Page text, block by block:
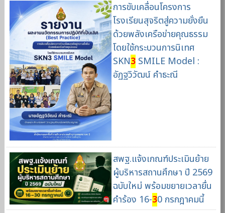
การขับเคลื่อนโครงการ
โรงเรียนสุจริตสู่ความยั่งยืน
ด้วยพลังเครือข่ายคุณธรรม
โดยใช้กระบวนการนิเทศ
SKN3SMILE Model :
อัฏฐวิวัฒน์ คำธะณี
สพฐ.แจ้งเกณฑ์ประเมินย้าย
ผู้บริหารสถานศึกษา ปี 2569
ฉบับใหม่ พร้อมขยายเวลายื่น
คำร้อง 16-30 กรกฎาคมนี้